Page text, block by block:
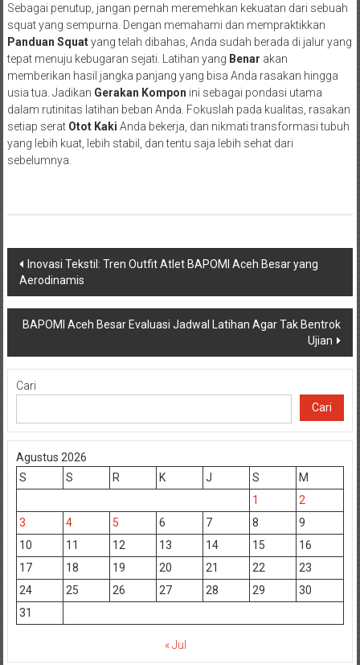
Sebagai penutup, jangan pernah meremehkan kekuatan dari sebuah
squat yang sempurna. Dengan memahami dan mempraktikkan
Panduan Squatyang telah dibahas, Anda sudah berada di jalur yang
tepat menuju kebugaran sejati. Latihan yang Benar akan
memberikan hasil jangka panjang yang bisa Anda rasakan hingga
usia tua. Jadikan Gerakan Kompon ini sebagai pondasi utama
dalam rutinitas latihan beban Anda. Fokuslah pada kualitas, rasakan
setiap serat Otot Kaki Anda bekerja, dan nikmati transformasi tubuh
yang lebih kuat, lebih stabil, dan tentu saja lebih sehat dari
sebelumnya.
Navigasi
pos
Inovasi Tekstil: Tren Outfit Atlet BAPOMI Aceh Besar yang
Aerodinamis
BAPOMI Aceh Besar Evaluasi Jadwal Latihan Agar Tak Bentrok
Ujian
Cari
Cari
Agustus 2026
S
S R K J S
M
1
2
3
4 5 6 7 8
9
10
11 12 13 14 15
16
17
18 19 20 21 22
23
24
25 26 27 28 29
30
31
« Jul